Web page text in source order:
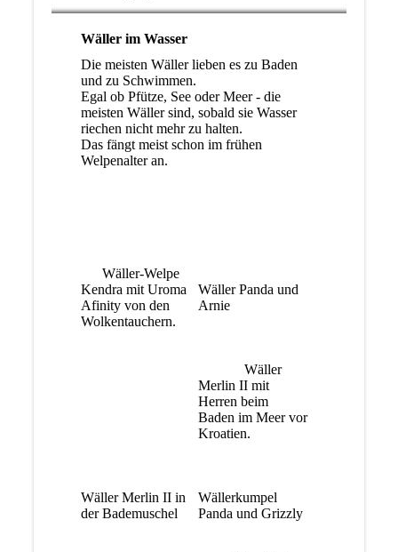
Wäller im Wasser
Die meisten Wäller lieben es zu Baden
und zu Schwimmen.
Egal ob Pfütze, See oder Meer - die
meisten Wäller sind, sobald sie Wasser
riechen nicht mehr zu halten.
Das fängt meist schon im frühen
Welpenalter an.
Wäller-Welpe
Kendra mit Uroma
Afinity von den
Wolkentauchern.
Wäller Panda und
Arnie
Wäller
Merlin II mit
Herren beim
Baden im Meer vor
Kroatien.
Wäller Merlin II in
der Bademuschel
Wällerkumpel
Panda und Grizzly